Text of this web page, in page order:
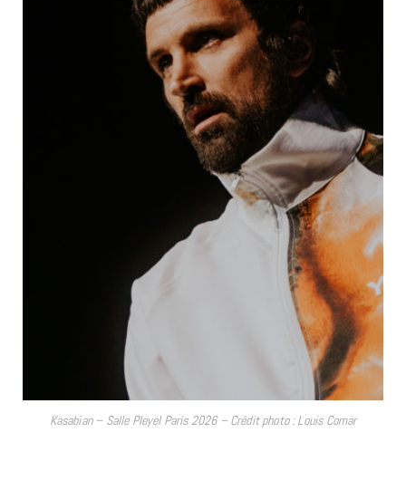
Kasabian – Salle Pleyel Paris 2026 – Crédit photo : Louis Comar